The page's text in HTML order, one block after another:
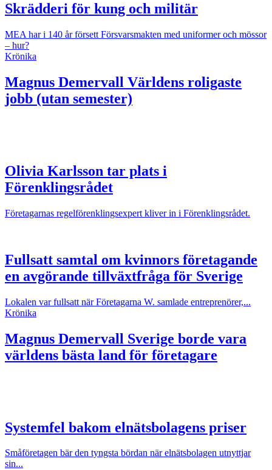
Skrädderi för kung och militär
MEA har i 140 år försett Försvarsmakten med uniformer och mössor
– hur?
Krönika
Magnus Demervall Världens roligaste
jobb (utan semester)
Olivia Karlsson tar plats i
Förenklingsrådet
Företagarnas regelförenklingsexpert kliver in i Förenklingsrådet.
Fullsatt samtal om kvinnors företagande
en avgörande tillväxtfråga för Sverige
Lokalen var fullsatt när Företagarna W. samlade entreprenörer,...
Krönika
Magnus Demervall Sverige borde vara
världens bästa land för företagare
Systemfel bakom elnätsbolagens priser
Småföretagen bär den tyngsta bördan när elnätsbolagen utnyttjar
sin...